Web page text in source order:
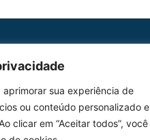
sua experiência de
ou conteúdo personalizado e
clicar em “Aceitar todos”, você